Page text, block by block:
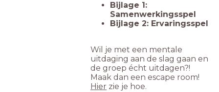
Bijlage 1:
Samenwerkingsspel
Bijlage 2: Ervaringsspel
Wil je met een mentale
uitdaging aan de slag gaan en
de groep écht uitdagen?!
Maak dan een escape room!
Hier zie je hoe.